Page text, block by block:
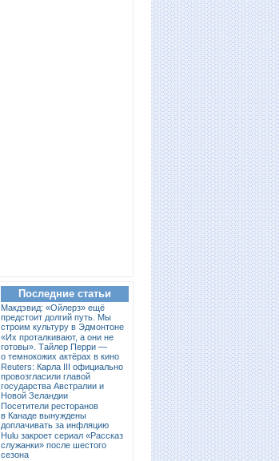
Последние статьи
Макдэвид: «Ойлерз» ещё
предстоит долгий путь. Мы
строим культуру в Эдмонтоне
«Их проталкивают, а они не
готовы». Тайлер Перри —
о темнокожих актёрах в кино
Reuters: Карла III официально
провозгласили главой
государства Австралии и
Новой Зеландии
Посетители ресторанов
в Канаде вынуждены
доплачивать за инфляцию
Hulu закроет сериал «Рассказ
служанки» после шестого
сезона